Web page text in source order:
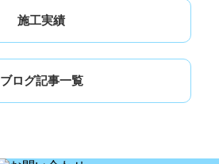
施工実績
ブログ記事一覧